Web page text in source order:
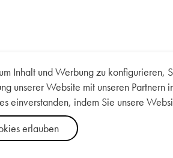
und Werbung zu konfigurieren,
unserer Website mit unseren
einverstanden, indem Sie unsere
erlauben